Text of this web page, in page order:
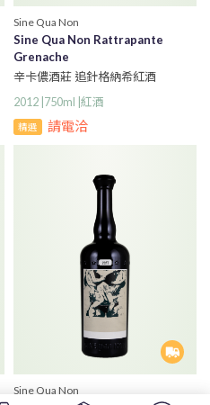
Sine Qua Non
Sine Qua Non Rattrapante
Grenache
辛卡儂酒莊 追針格納希紅酒
2012 |750ml |紅酒
精選 請電洽
Sine Qua Non